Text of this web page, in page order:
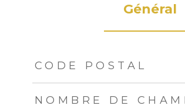
Général
TRAD_ZEPHYR_Caracteristique
CODE POSTAL
NOMBRE DE